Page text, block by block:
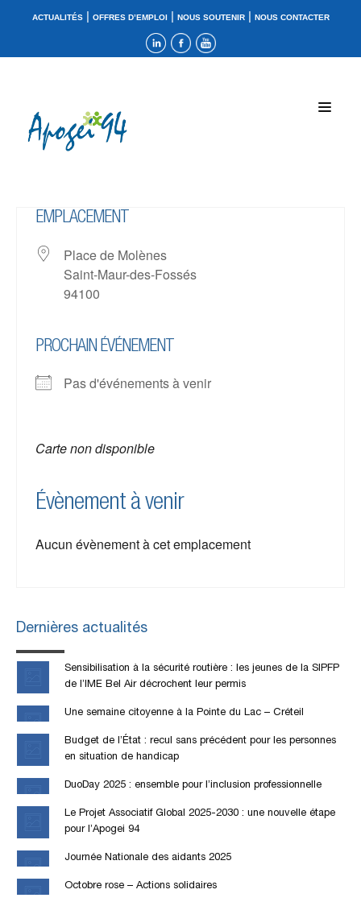
ACTUALITÉS| OFFRES D’EMPLOI| NOUS SOUTENIR| NOUS CONTACTER
EMPLACEMENT
Place de Molènes
Saint-Maur-des-Fossés
94100
PROCHAIN ÉVÉNEMENT
Pas d'événements à venir
Carte non disponible
Évènement à venir
Aucun évènement à cet emplacement
Dernières actualités
Sensibilisation à la sécurité routière : les jeunes de la SIPFP
de l’IME Bel Air décrochent leur permis
Une semaine citoyenne à la Pointe du Lac – Créteil
Budget de l’État : recul sans précédent pour les personnes
en situation de handicap
DuoDay 2025 : ensemble pour l’inclusion professionnelle
Le Projet Associatif Global 2025-2030 : une nouvelle étape
pour l’Apogei 94
Journée Nationale des aidants 2025
Octobre rose – Actions solidaires